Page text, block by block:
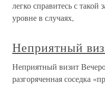
легко справитесь с такой
уровне в случаях,
Неприятный
Неприятный визит
разгоряченная соседка